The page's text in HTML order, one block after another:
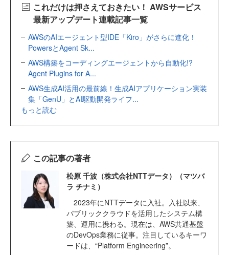
これだけは押さえておきたい！ AWSサービス
最新アップデート連載記事一覧
AWSのAIエージェント型IDE「Kiro」がさらに進化！
PowersとAgent Sk...
AWS構築をコーディングエージェントから自動化!?
Agent Plugins for A...
AWS生成AI活用の最前線！生成AIアプリケーション実装
集「GenU」とAI駆動開発ライフ...
もっと読む
この記事の著者
松原 千波（株式会社NTTデータ）（マツバ
ラ チナミ）
2023年にNTTデータに入社。入社以来、
パブリッククラウドを活用したシステム構
築、運用に携わる。現在は、AWS共通基盤
のDevOps業務に従事。注目しているキーワ
ードは、“Platform Engineering”。